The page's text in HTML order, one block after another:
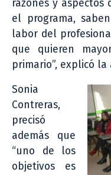
razones y aspectos
el programa,
labor del
que quieren
primario”, explicó la
Sonia
Contreras,
precisó
además que
“uno de los
objetivos es